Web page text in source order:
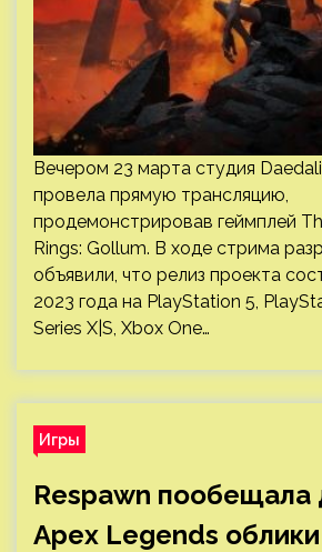
Вечером 23 марта студия
провела прямую трансляцию,
продемонстрировав геймплей
Rings: Gollum. В ходе стрима
объявили, что релиз проекта
2023 года на PlayStation 5,
Series X|S, Xbox One…
Игры
Respawn пообещала
Apex Legends